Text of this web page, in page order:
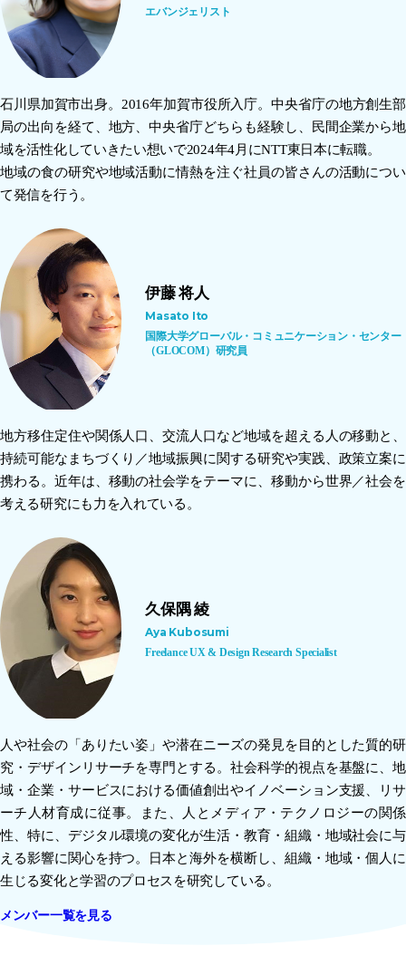
エバンジェリスト
石川県加賀市出身。2016年加賀市役所入庁。中央省庁の地方創生部
局の出向を経て、地方、中央省庁どちらも経験し、民間企業から地
域を活性化していきたい想いで2024年4月にNTT東日本に転職。
地域の食の研究や地域活動に情熱を注ぐ社員の皆さんの活動につい
て発信を行う。
伊藤 将人
Masato Ito
国際大学グローバル・コミュニケーション・センター
（GLOCOM）研究員
地方移住定住や関係人口、交流人口など地域を超える人の移動と、
持続可能なまちづくり／地域振興に関する研究や実践、政策立案に
携わる。近年は、移動の社会学をテーマに、移動から世界／社会を
考える研究にも力を入れている。
久保隅 綾
Aya Kubosumi
Freelance UX & Design Research Specialist
人や社会の「ありたい姿」や潜在ニーズの発見を目的とした質的研
究・デザインリサーチを専門とする。社会科学的視点を基盤に、地
域・企業・サービスにおける価値創出やイノベーション支援、リサ
ーチ人材育成に従事。また、人とメディア・テクノロジーの関係
性、特に、デジタル環境の変化が生活・教育・組織・地域社会に与
える影響に関心を持つ。日本と海外を横断し、組織・地域・個人に
生じる変化と学習のプロセスを研究している。
メンバー一覧を見る